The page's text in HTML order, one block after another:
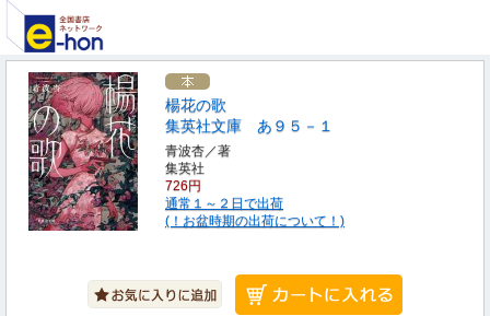
楊花の歌
集英社文庫 あ９５－１
青波杏／著
集英社
726円
通常１～２日で出荷
(！お盆時期の出荷について！)